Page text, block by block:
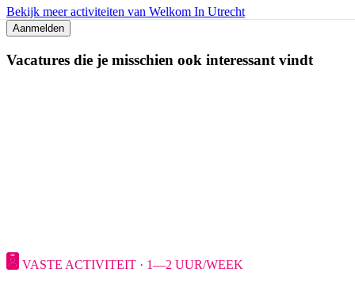
Bekijk meer activiteiten van Welkom In Utrecht
Aanmelden
Vacatures die je misschien ook interessant vindt
VASTE ACTIVITEIT · 1—2 UUR/WEEK